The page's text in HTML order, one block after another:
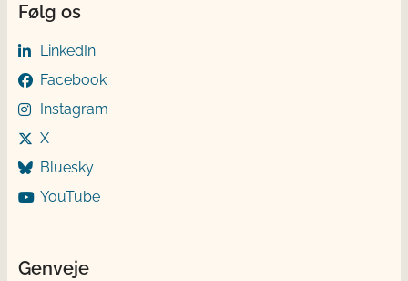
Følg os
LinkedIn
Facebook
Instagram
X
Bluesky
YouTube
Genveje